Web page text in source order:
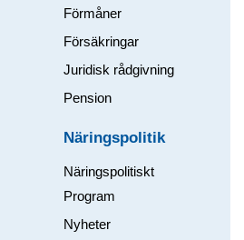
Förmåner
Försäkringar
Juridisk rådgivning
Pension
Näringspolitik
Näringspolitiskt
Program
Nyheter